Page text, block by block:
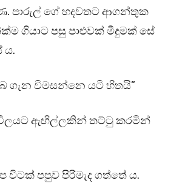
පාරුල් ගේ හදවතට ආගන්තුක
ගියාට පසු පාළුවක් මීදුමක් සේ
ය.
ගැන විමසන්නෙ යටි හිතයි”
ඇඟිල්ලකින් තට්ටු කරමින්
පපුව පිරිමැද ගත්තේ ය.